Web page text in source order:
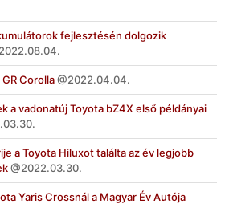
fejlesztésén dolgozik
2022.08.04.
Corolla 2022.04.04.
a vadonatúj Toyota bZ4X első példányai
a Toyota Hiluxot találta az év legjobb
2022.03.30.
Yaris Crossnál a Magyar Év Autója